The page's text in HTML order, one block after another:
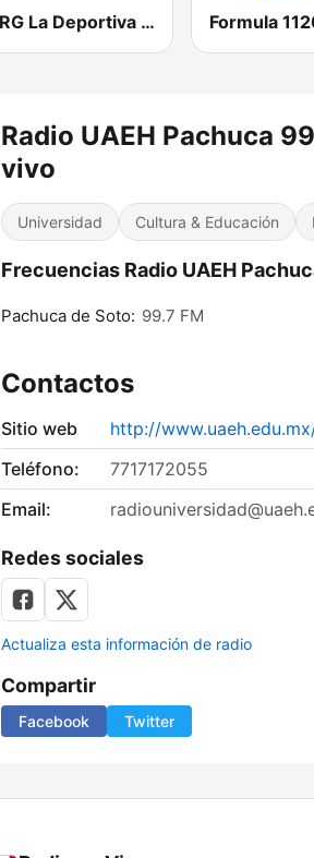
RG La Deportiva 690 AM | Monterrey Formula
Radio UAEH Pachuca
vivo
Universidad Cultura & Educación
Frecuencias Radio UAEH
Pachuca de Soto: 99.7 FM
Contactos
Sitio web
http://
Teléfono:
7717172055
Email:
Redes sociales
Actualiza esta información de radio
Compartir
Facebook Twitter